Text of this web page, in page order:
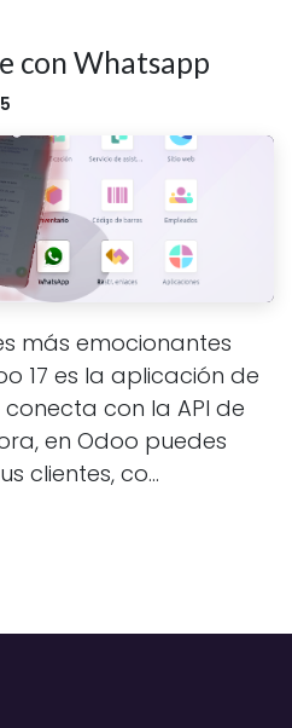
con Whatsapp
más emocionantes
17 es la aplicación de
con la API de
en Odoo puedes
clientes, co...